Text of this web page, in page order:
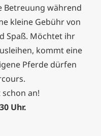
Betreuung während
kleine Gebühr von
Spaß. Möchtet ihr
kommt eine
Pferde dürfen
schon an!
Uhr.